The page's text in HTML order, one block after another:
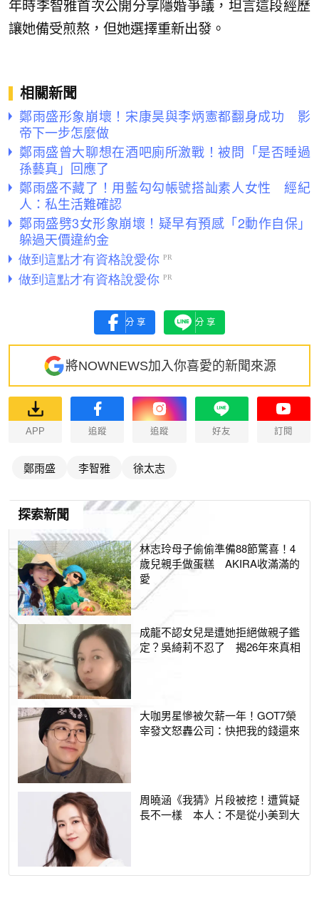
年時李智雅首次公開分享隱婚爭議，坦言這段經歷
讓她備受煎熬，但她選擇重新出發。
相關新聞
鄭雨盛形象崩壞！宋康昊與李炳憲都翻身成功 影
帝下一步怎麼做
鄭雨盛曾大聊想在酒吧廁所激戰！被問「是否睡過
孫藝真」回應了
鄭雨盛不藏了！用藍勾勾帳號搭訕素人女性 經紀
人：私生活難確認
鄭雨盛劈3女形象崩壞！疑早有預感「2動作自保」
躲過天價違約金
分享 分享
將NOWNEWS加入你喜愛的新聞來源
APP 追蹤 追蹤 好友 訂閱
鄭雨盛 李智雅 徐太志
探索新聞
林志玲母子偷偷準備88節驚喜！4
歲兒親手做蛋糕 AKIRA收滿滿的
愛
成龍不認女兒是遭她拒絕做親子鑑
定？吳綺莉不忍了 揭26年來真相
大咖男星慘被欠薪一年！GOT7榮
宰發文怒轟公司：快把我的錢還來
周曉涵《我猜》片段被挖！遭質疑
長不一樣 本人：不是從小美到大